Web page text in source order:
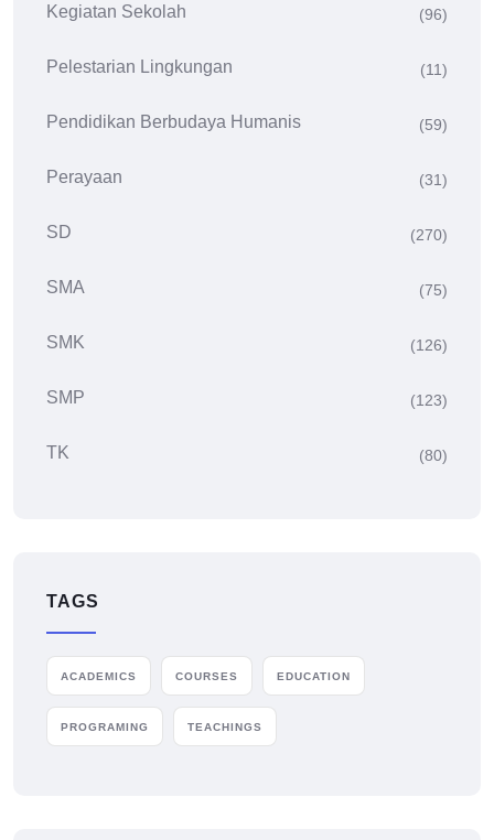
Kegiatan Sekolah (96)
Pelestarian Lingkungan (11)
Pendidikan Berbudaya Humanis (59)
Perayaan (31)
SD (270)
SMA (75)
SMK (126)
SMP (123)
TK (80)
TAGS
ACADEMICS COURSES EDUCATION
PROGRAMING TEACHINGS